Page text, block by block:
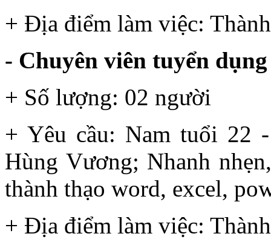
+ Địa điểm làm việc:
- Chuyên viên tuyển dụng
+ Số lượng: 02 người
+ Yêu cầu: Nam tuổi 22
Hùng Vương; Nhanh
thành thạo word, excel,
+ Địa điểm làm việc: